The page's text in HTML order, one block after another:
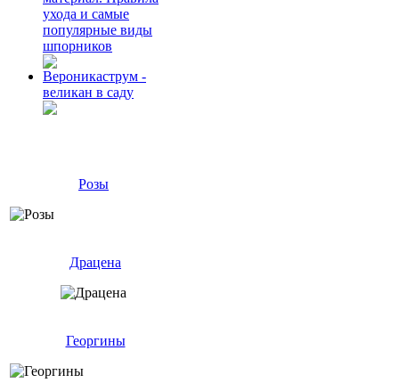
ухода и самые
популярные виды
шпорников
Вероникаструм -
великан в саду
Розы
Драцена
Георгины